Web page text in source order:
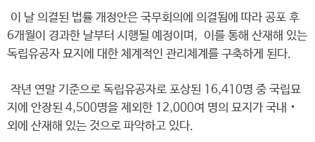
이 날 의결된 법률 개정안은 국무회의에 의결됨에 따라 공포 후
6개월이 경과한 날부터 시행될 예정이며, 이를 통해 산재해 있는
독립유공자 묘지에 대한 체계적인 관리체계를 구축하게 된다.
작년 연말 기준으로 독립유공자로 포상된 16,410명 중 국립묘
지에 안장된 4,500명을 제외한 12,000여 명의 묘지가 국내‧
외에 산재해 있는 것으로 파악하고 있다.